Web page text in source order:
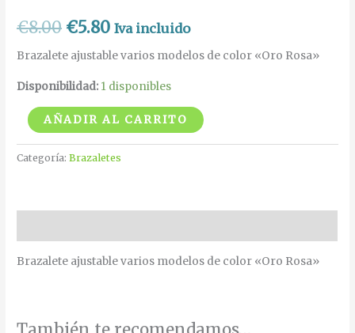
€8.00 €5.80 Iva incluido
Brazalete ajustable varios modelos de color «Oro Rosa»
Disponibilidad: 1 disponibles
AÑADIR AL CARRITO
Categoría:Brazaletes
Brazalete ajustable varios modelos de color «Oro Rosa»